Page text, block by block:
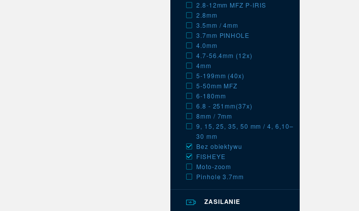
2.8-12mm MFZ P-IRIS
2.8mm
3.5mm / 4mm
3.7mm PINHOLE
4.0mm
4.7-56.4mm (12x)
4mm
5-199mm (40x)
5-50mm MFZ
6-180mm
6.8 - 251mm(37x)
8mm / 7mm
9, 15, 25, 35, 50 mm / 4, 6,10–
30 mm
Bez obiektywu
FISHEYE
Moto-zoom
Pinhole 3.7mm
ZASILANIE